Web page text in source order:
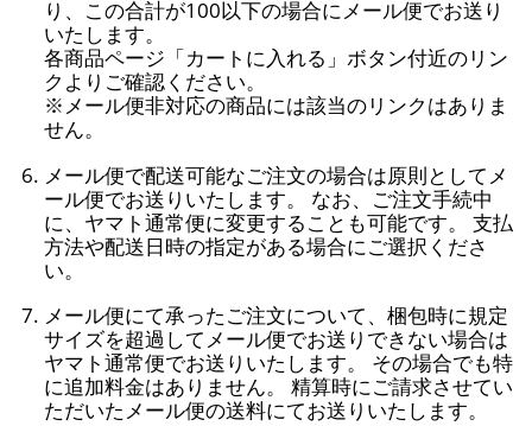
り、この合計が100以下の場合にメール便でお送り
いたします。
各商品ページ「カートに入れる」ボタン付近のリン
クよりご確認ください。
※メール便非対応の商品には該当のリンクはありま
せん。
メール便で配送可能なご注文の場合は原則としてメ
ール便でお送りいたします。 なお、ご注文手続中
に、ヤマト通常便に変更することも可能です。 支払
方法や配送日時の指定がある場合にご選択くださ
い。
メール便にて承ったご注文について、梱包時に規定
サイズを超過してメール便でお送りできない場合は
ヤマト通常便でお送りいたします。 その場合でも特
に追加料金はありません。 精算時にご請求させてい
ただいたメール便の送料にてお送りいたします。